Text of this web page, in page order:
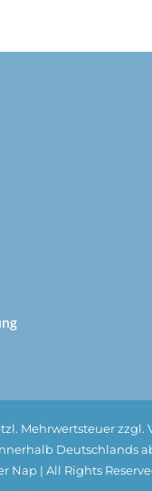
Mehrwertsteuer
Deutschlands
Nap | All Rights